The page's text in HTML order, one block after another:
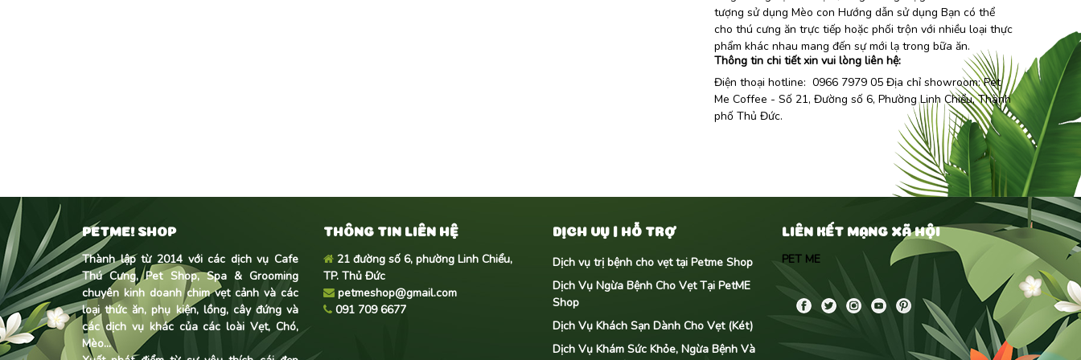
tượng sử dụng Mèo con Hướng dẫn sử dụng Bạn có thể
cho thú cưng ăn trực tiếp hoặc phối trộn với nhiều loại thực
phẩm khác nhau mang đến sự mới lạ trong bữa ăn.
Thông tin chi tiết xin vui lòng liên hệ:
Điện thoại hotline: 0966 7979 05 Địa chỉ showroom:Pet
Me Coffee - Số 21, Đường số 6, Phường Linh Chiểu, Thành
phố Thủ Đức.
PETME! SHOP
Thành lập từ 2014 với các dịch vụ Cafe
Thú Cưng, Pet Shop, Spa & Grooming
chuyên kinh doanhchim vẹt cảnh và các
loại thức ăn, phụ kiện, lồng, cây đứng và
các dịch vụ khác của các loài Vẹt, Chó,
Mèo...
THÔNG TIN LIÊN HỆ
21 đường số 6, phường Linh Chiểu,
TP. Thủ Đức
petmeshop@gmail.com
091 709 6677
DỊCH VỤ | HỖ TRỢ
Dịch vụ trị bệnh cho vẹt tại Petme Shop
Dịch Vụ Ngừa Bệnh Cho Vẹt Tại PetME
Shop
Dịch Vụ Khách Sạn Dành Cho Vẹt (Két)
Dịch Vụ Khám Sức Khỏe, Ngừa Bệnh Và
LIÊN KẾT MẠNG XÃ HỘI
PET ME